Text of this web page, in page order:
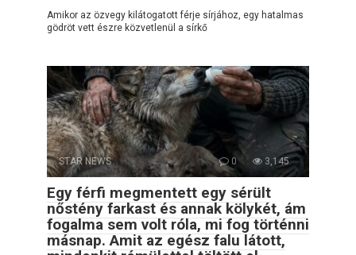
Amikor az özvegy kilátogatott férje sírjához, egy hatalmas
gödröt vett észre közvetlenül a sírkő
STAR NEWS 0 3,145
Egy férfi megmentett egy sérült
nőstény farkast és annak kölykét, ám
fogalma sem volt róla, mi fog történni
másnap. Amit az egész falu látott,